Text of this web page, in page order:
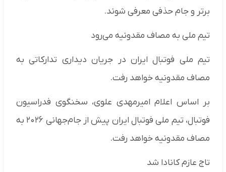
برتر و جام حذفی معرفی شوند.
تیم‌ ملی به مصاف مقدونیه می‌رود
تیم ملی فوتبال ایران در جریان دیداری تدارکاتی به
مصاف مقدونیه خواهد رفت.
بر اساس اعلام امیرمهدی علوی، سخنگوی فدراسیون
فوتبال، تیم ملی فوتبال ایران پیش از جام‌جهانی ۲۰۲۶ به
مصاف مقدونیه خواهد رفت.
تاج عازم کانادا شد